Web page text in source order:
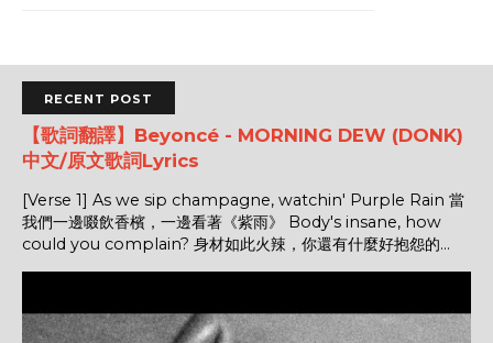
RECENT POST
【歌詞翻譯】Beyoncé - MORNING DEW (DONK)
中文/原文歌詞Lyrics
[Verse 1] As we sip champagne, watchin' Purple Rain 當
我們一邊啜飲香檳，一邊看著《紫雨》 Body's insane, how
could you complain? 身材如此火辣，你還有什麼好抱怨的...